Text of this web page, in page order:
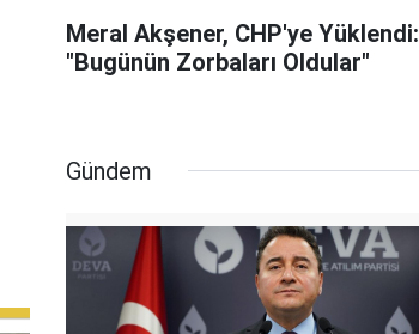
Meral Akşener, CHP'ye Yüklendi:
"Bugünün Zorbaları Oldular"
Gündem